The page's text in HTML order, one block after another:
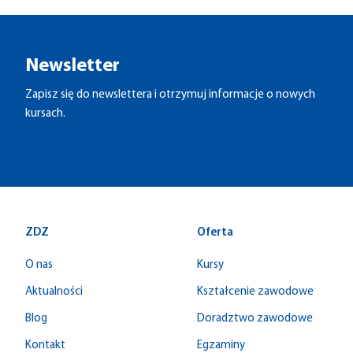
Newsletter
Zapisz się do newslettera i otrzymuj informacje o nowych
kursach.
ZDZ
O nas
Aktualności
Blog
Kontakt
Oferta
Kursy
Kształcenie zawodowe
Doradztwo zawodowe
Egzaminy